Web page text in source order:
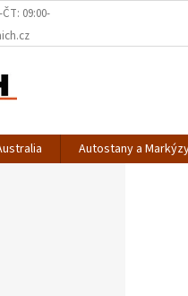
09:00-
Autostany a